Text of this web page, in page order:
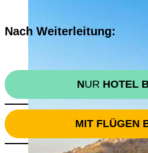
Nach Weiterleitung:
NUR HOTEL
MIT FLÜGEN